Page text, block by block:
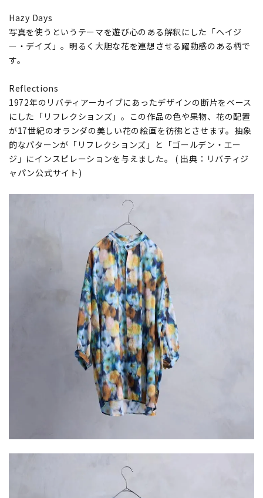
Hazy Days
写真を使うというテーマを遊び心のある解釈にした「ヘイジ
ー・デイズ」。明るく大胆な花を連想させる躍動感のある柄で
す。
Reflections
1972年のリバティアーカイブにあったデザインの断片をベース
にした「リフレクションズ」。この作品の色や果物、花の配置
が17世紀のオランダの美しい花の絵画を彷彿とさせます。抽象
的なパターンが「リフレクションズ」と「ゴールデン・エー
ジ」にインスピレーションを与えました。 ( 出典：リバティジ
ャパン公式サイト)